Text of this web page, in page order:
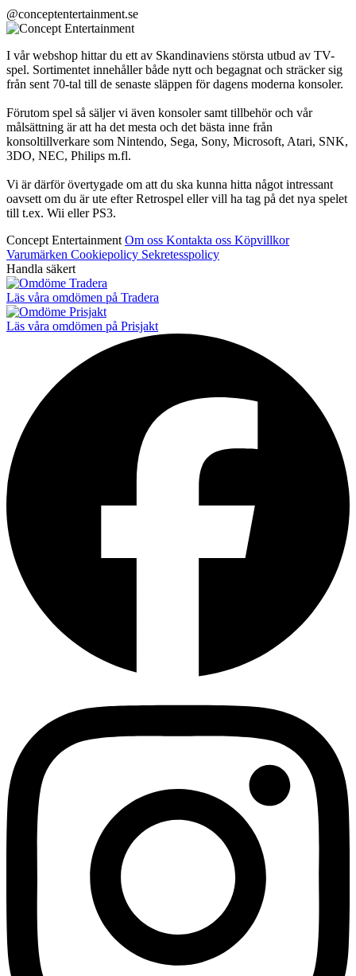
@conceptentertainment.se
I vår webshop hittar du ett av Skandinaviens största utbud av TV-
spel. Sortimentet innehåller både nytt och begagnat och sträcker sig
från sent 70-tal till de senaste släppen för dagens moderna konsoler.
Förutom spel så säljer vi även konsoler samt tillbehör och vår
målsättning är att ha det mesta och det bästa inne från
konsoltillverkare som Nintendo, Sega, Sony, Microsoft, Atari, SNK,
3DO, NEC, Philips m.fl.
Vi är därför övertygade om att du ska kunna hitta något intressant
oavsett om du är ute efter Retrospel eller vill ha tag på det nya spelet
till t.ex. Wii eller PS3.
Concept Entertainment Om oss Kontakta oss Köpvillkor
Varumärken Cookiepolicy Sekretesspolicy
Handla säkert
Läs våra omdömen på Tradera
Läs våra omdömen på Prisjakt